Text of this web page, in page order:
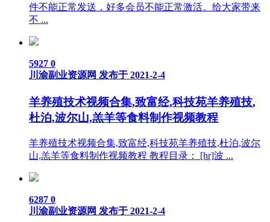
件不能正常发送，好多会员不能正常激活。给大家带来
不 ...
5927 0
川渝副业资源网 发布于 2021-2-4
羊养殖技术视频合集,致富经,科技苑羊养殖技,
杜泊,波尔山,羔羊等食料制作视频教程
羊养殖技术视频合集,致富经,科技苑羊养殖技,杜泊,波尔
山,羔羊等食料制作视频教程 教程目录： [hr]波 ...
6287 0
川渝副业资源网 发布于 2021-2-4